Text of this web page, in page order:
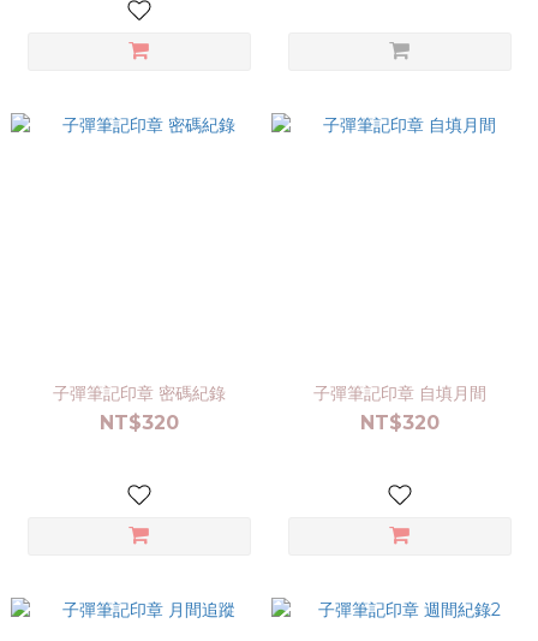
子彈筆記印章 密碼紀錄
NT$320
子彈筆記印章 自填月間
NT$320